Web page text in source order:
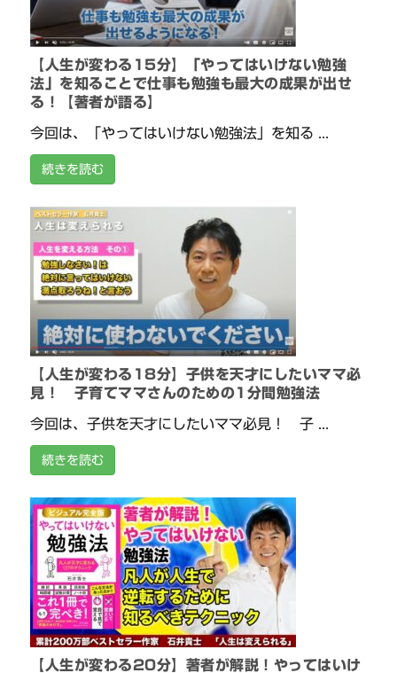
【人生が変わる15分】「やってはいけない勉強
法」を知ることで仕事も勉強も最大の成果が出せ
る！【著者が語る】
今回は、「やってはいけない勉強法」を知る ...
続きを読む
【人生が変わる18分】子供を天才にしたいママ必
見！ 子育てママさんのための1分間勉強法
今回は、子供を天才にしたいママ必見！ 子 ...
続きを読む
【人生が変わる20分】著者が解説！やってはいけ